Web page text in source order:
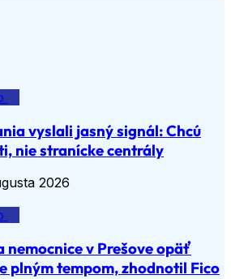
vyslali jasný signál: Chcú
nie stranícke centrály
2026
nemocnice v Prešove opäť
plným tempom, zhodnotil Fico